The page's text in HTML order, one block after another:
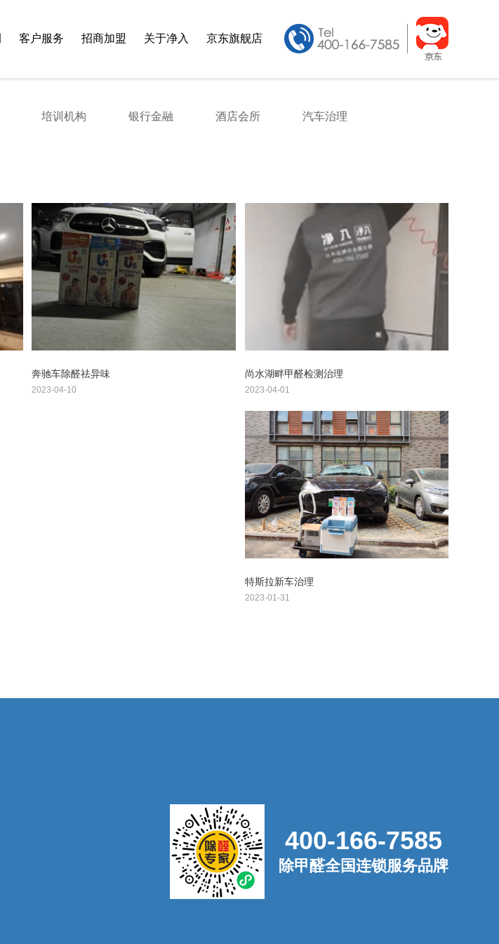
客户服务 招商加盟 关于净入 京东旗舰店
培训机构 银行金融 酒店会所 汽车治理
奔驰车除醛祛异味
2023-04-10
尚水湖畔甲醛检测治理
2023-04-01
特斯拉新车治理
2023-01-31
400-166-7585
除甲醛全国连锁服务品牌